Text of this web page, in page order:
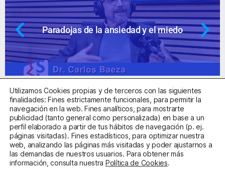
Paradojas de la ansiedad y el miedo
Centro Sanitario Autorizado con el código E08737002
Aviso LegalPolítica de PrivacidadPolítica de Cookies
Utilizamos Cookies propias y de terceros con las siguientes
finalidades: Fines estrictamente funcionales, para permitir la
navegación en la web. Fines analíticos, para mostrarte
publicidad (tanto general como personalizada) en base a un
perfil elaborado a partir de tus hábitos de navegación (p. ej.
páginas visitadas). Fines estadísticos, para optimizar nuestra
web, analizando las páginas más visitadas y poder ajustarnos a
las demandas de nuestros usuarios. Para obtener más
información, consulta nuestra Política de Cookies.